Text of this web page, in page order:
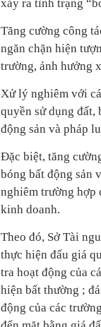
xảy ra tình trạng
Tăng cường công
ngăn chặn hiện
trường, ảnh hưởng
Xử lý nghiêm với
quyền sử dụng
động sản và pháp
Đặc biệt, tăng
bóng bất động sản
nghiêm trường hợp
kinh doanh.
Theo đó, Sở Tài
thực hiện đấu giá
tra hoạt động của
hiện bất thường ;
động của các